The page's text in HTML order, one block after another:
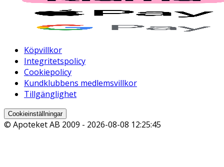
Köpvillkor
Integritetspolicy
Cookiepolicy
Kundklubbens medlemsvillkor
Tillgänglighet
Cookieinställningar
© Apoteket AB 2009 - 2026-08-08 12:25:45